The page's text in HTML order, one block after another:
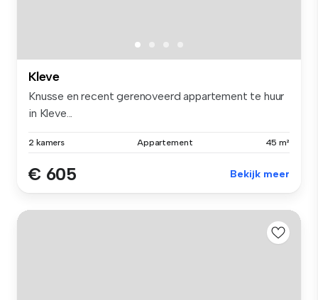
Kleve
Knusse en recent gerenoveerd appartement te huur
in Kleve...
2 kamers Appartement 45 m²
€ 605 Bekijk meer